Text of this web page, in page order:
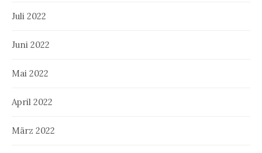
Juli 2022
Juni 2022
Mai 2022
April 2022
März 2022